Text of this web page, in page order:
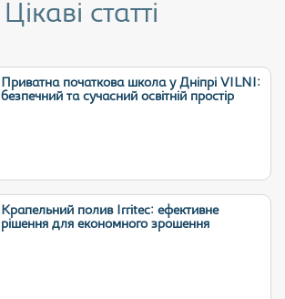
Цікаві статті
Приватна початкова школа у Дніпрі VILNI:
безпечний та сучасний освітній простір
Крапельний полив Irritec: ефективне
рішення для економного зрошення